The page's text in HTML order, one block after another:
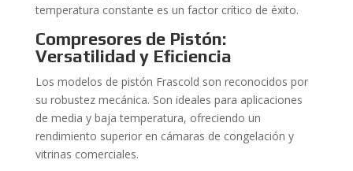
temperatura constante es un factor crítico de éxito.
Compresores de Pistón:
Versatilidad y Eficiencia
Los modelos de pistón Frascold son reconocidos por
su robustez mecánica. Son ideales para aplicaciones
de media y baja temperatura, ofreciendo un
rendimiento superior en cámaras de congelación y
vitrinas comerciales.